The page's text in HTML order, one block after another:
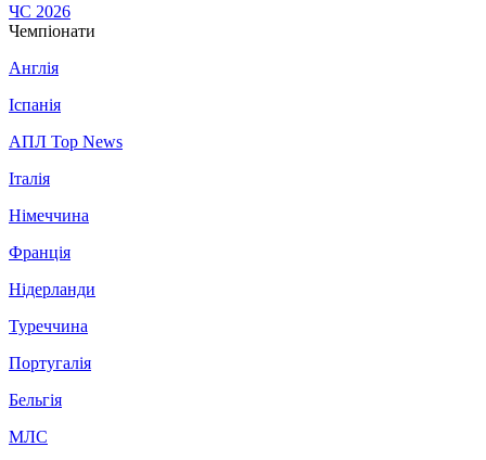
ЧС 2026
Чемпіонати
Англія
Іспанія
АПЛ Top News
Італія
Німеччина
Франція
Нідерланди
Туреччина
Португалія
Бельгія
МЛС